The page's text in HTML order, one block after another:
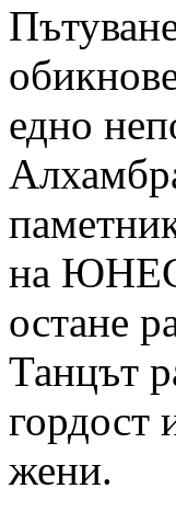
едно
на
остане
Танцът
гордост
жени.